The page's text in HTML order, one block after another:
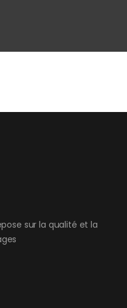
sur la qualité et la